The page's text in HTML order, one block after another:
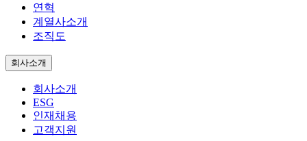
연혁
계열사소개
조직도
회사소개
회사소개
ESG
인재채용
고객지원